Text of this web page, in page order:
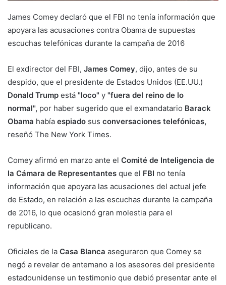
James Comey declaró que el FBI no tenía información que
apoyara las acusaciones contra Obama de supuestas
escuchas telefónicas durante la campaña de 2016
El exdirector del FBI, James Comey, dijo, antes de su
despido, que el presidente de Estados Unidos (EE.UU.)
Donald Trump está "loco" y "fuera del reino de lo
normal", por haber sugerido que el exmandatario Barack
Obama había espiado sus conversaciones telefónicas,
reseñó The New York Times.
Comey afirmó en marzo ante el Comité de Inteligencia de
la Cámara de Representantes que el FBI no tenía
información que apoyara las acusaciones del actual jefe
de Estado, en relación a las escuchas durante la campaña
de 2016, lo que ocasionó gran molestia para el
republicano.
Oficiales de la Casa Blanca aseguraron que Comey se
negó a revelar de antemano a los asesores del presidente
estadounidense un testimonio que debió presentar ante el